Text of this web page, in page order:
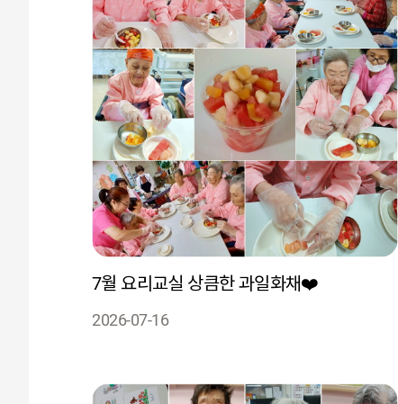
7월 요리교실 상큼한 과일화채❤️
2026-07-16